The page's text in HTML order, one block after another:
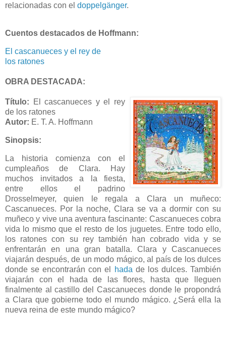
relacionadas con el doppelgänger.
Cuentos destacados de Hoffmann:
El cascanueces y el rey de
los ratones
OBRA DESTACADA:
Título: El cascanueces y el rey
de los ratones
Autor: E. T. A. Hoffmann
Sinopsis:
La historia comienza con el
cumpleaños de Clara. Hay
muchos invitados a la fiesta,
entre ellos el padrino
Drosselmeyer, quien le regala a Clara un muñeco:
Cascanueces. Por la noche, Clara se va a dormir con su
muñeco y vive una aventura fascinante: Cascanueces cobra
vida lo mismo que el resto de los juguetes. Entre todo ello,
los ratones con su rey también han cobrado vida y se
enfrentarán en una gran batalla. Clara y Cascanueces
viajarán después, de un modo mágico, al país de los dulces
donde se encontrarán con el
hada de los dulces. También
viajarán con el hada de las flores, hasta que lleguen
finalmente al castillo del Cascanueces donde le propondrá
a Clara que gobierne todo el mundo mágico. ¿Será ella la
nueva reina de este mundo mágico?